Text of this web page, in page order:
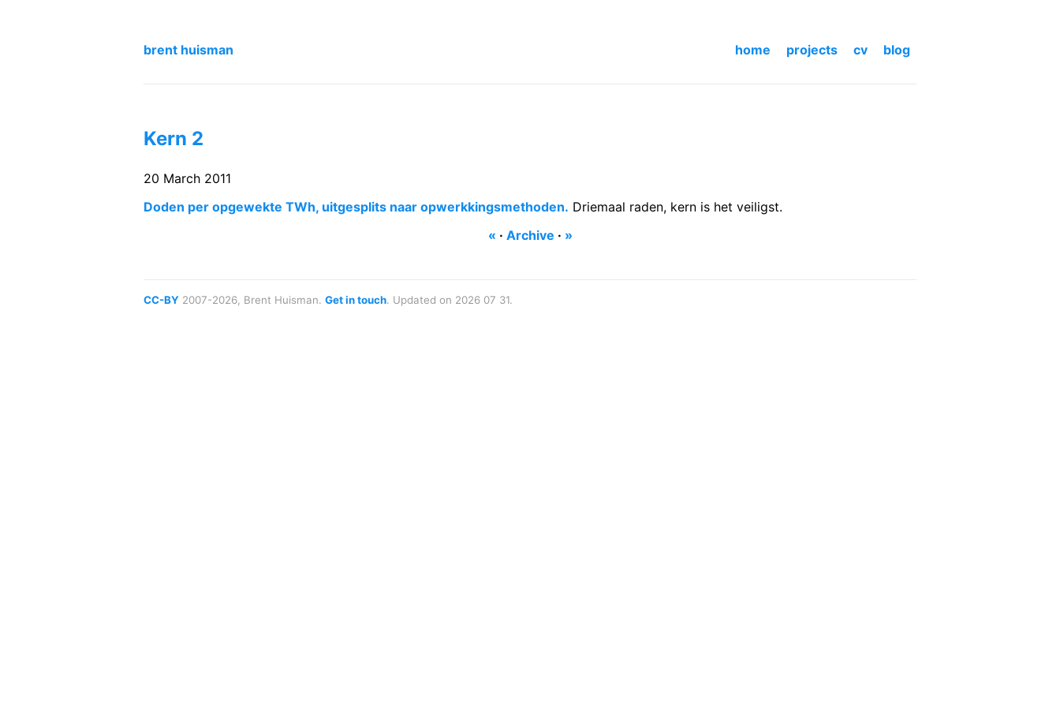
brent huisman home projects cv blog
Kern 2
20 March 2011
Doden per opgewekte TWh, uitgesplits naar opwerkkingsmethoden. Driemaal raden, kern is het veiligst.
« · Archive · »
CC-BY 2007-2026, Brent Huisman. Get in touch. Updated on 2026 07 31.